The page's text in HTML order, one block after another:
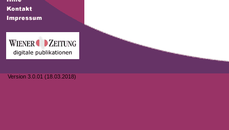
Version 3.0.01 (18.03.2018)